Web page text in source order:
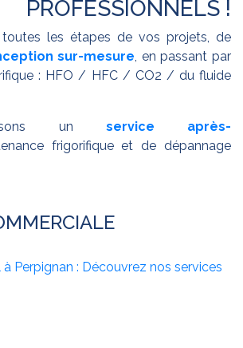
PROFESSIONNELS !
toutes les étapes de vos projets, de
sur-mesure, en passant par
: HFO / HFC / CO2 / du fluide
un service après-
frigorifique et de dépannage
à Perpignan : Découvrez nos services